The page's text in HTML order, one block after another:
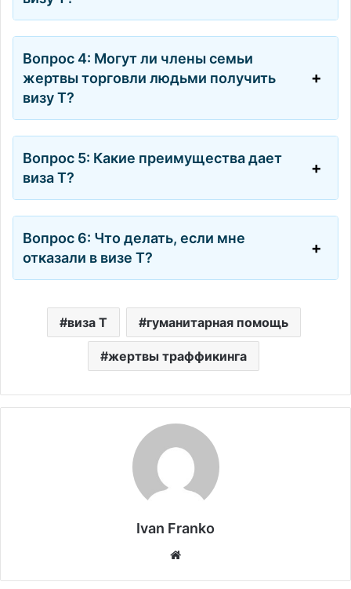
Вопрос 4: Могут ли члены семьи
жертвы торговли людьми получить
визу Т?
Вопрос 5: Какие преимущества дает
виза Т?
Вопрос 6: Что делать, если мне
отказали в визе Т?
виза T гуманитарная помощь
жертвы траффикинга
Ivan Franko